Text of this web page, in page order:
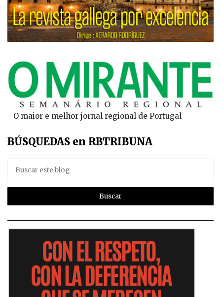
- O maior e melhor jornal regional de Portugal -
BÚSQUEDAS en RBTRIBUNA